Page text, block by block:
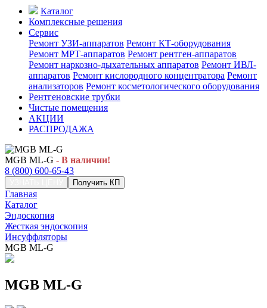
Каталог
Комплексные решения
Сервис
Ремонт УЗИ-аппаратов Ремонт КТ-оборудования
Ремонт МРТ-аппаратов Ремонт рентген-аппаратов
Ремонт наркозно-дыхательных аппаратов Ремонт ИВЛ-
аппаратов Ремонт кислородного концентратора Ремонт
анализаторов Ремонт косметологического оборудования
Рентгеновские трубки
Чистые помещения
АКЦИИ
РАСПРОДАЖА
MGB ML-G - В наличии!
8 (800) 600-65-43
Получить КП
Главная
Каталог
Эндоскопия
Жесткая эндоскопия
Инсуффляторы
MGB ML-G
MGB ML-G